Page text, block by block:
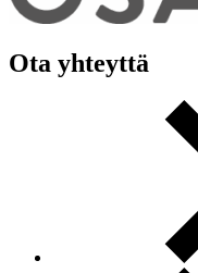
Ota yhteyttä